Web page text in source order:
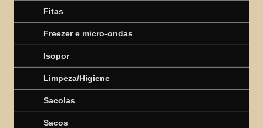
Fitas
Freezer e micro-ondas
Isopor
Limpeza/Higiene
Sacolas
Sacos